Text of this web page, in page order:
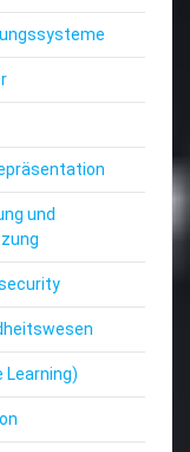
und
Learning)